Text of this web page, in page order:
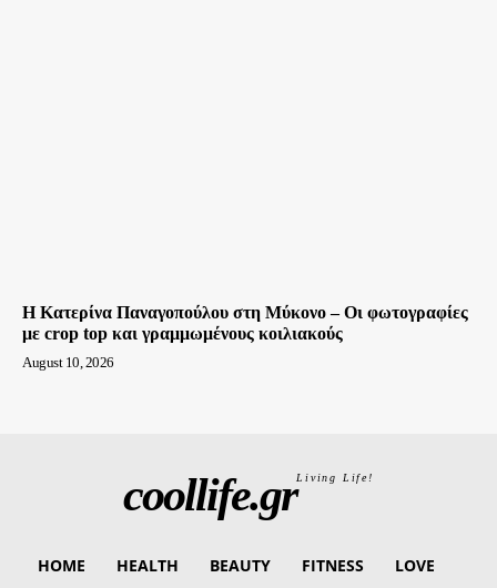
Η Κατερίνα Παναγοπούλου στη Μύκονο – Οι φωτογραφίες
με crop top και γραμμωμένους κοιλιακούς
August 10, 2026
coollife.grLiving Life!
HOME HEALTH BEAUTY FITNESS LOVE